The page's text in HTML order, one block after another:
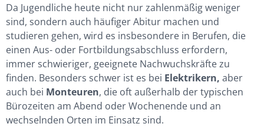
Da Jugendliche heute nicht nur zahlenmäßig weniger
sind, sondern auch häufiger Abitur machen und
studieren gehen, wird es insbesondere in Berufen, die
einen Aus- oder Fortbildungsabschluss erfordern,
immer schwieriger, geeignete Nachwuchskräfte zu
finden. Besonders schwer ist es bei Elektrikern, aber
auch bei Monteuren, die oft außerhalb der typischen
Bürozeiten am Abend oder Wochenende und an
wechselnden Orten im Einsatz sind.